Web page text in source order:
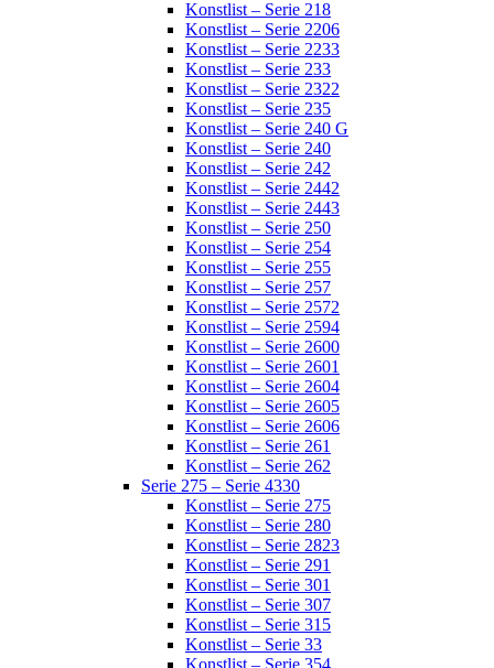
Konstlist – Serie 218
Konstlist – Serie 2206
Konstlist – Serie 2233
Konstlist – Serie 233
Konstlist – Serie 2322
Konstlist – Serie 235
Konstlist – Serie 240 G
Konstlist – Serie 240
Konstlist – Serie 242
Konstlist – Serie 2442
Konstlist – Serie 2443
Konstlist – Serie 250
Konstlist – Serie 254
Konstlist – Serie 255
Konstlist – Serie 257
Konstlist – Serie 2572
Konstlist – Serie 2594
Konstlist – Serie 2600
Konstlist – Serie 2601
Konstlist – Serie 2604
Konstlist – Serie 2605
Konstlist – Serie 2606
Konstlist – Serie 261
Konstlist – Serie 262
Serie 275 – Serie 4330
Konstlist – Serie 275
Konstlist – Serie 280
Konstlist – Serie 2823
Konstlist – Serie 291
Konstlist – Serie 301
Konstlist – Serie 307
Konstlist – Serie 315
Konstlist – Serie 33
Konstlist – Serie 354